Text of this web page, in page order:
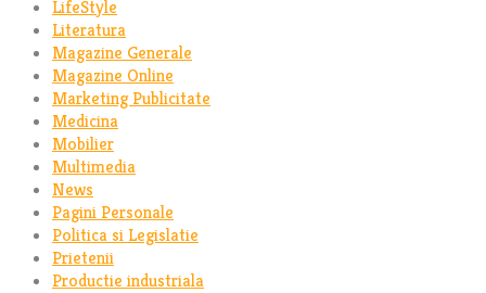
LifeStyle
Literatura
Magazine Generale
Magazine Online
Marketing Publicitate
Medicina
Mobilier
Multimedia
News
Pagini Personale
Politica si Legislatie
Prietenii
Productie industriala